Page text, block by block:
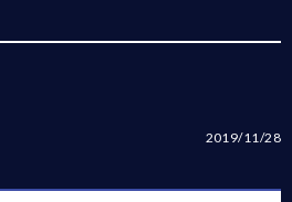
2019/11/28